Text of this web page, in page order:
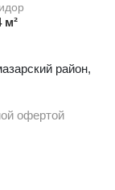
м²
район,
офертой